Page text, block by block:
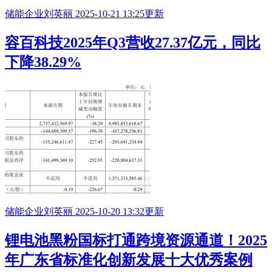
储能企业刘英丽 2025-10-21 13:25更新
容百科技2025年Q3营收27.37亿元，同比
下降38.29%
储能企业刘英丽 2025-10-20 13:32更新
锂电池黑粉国标打通跨境资源通道！2025
年广东省标准化创新发展十大优秀案例